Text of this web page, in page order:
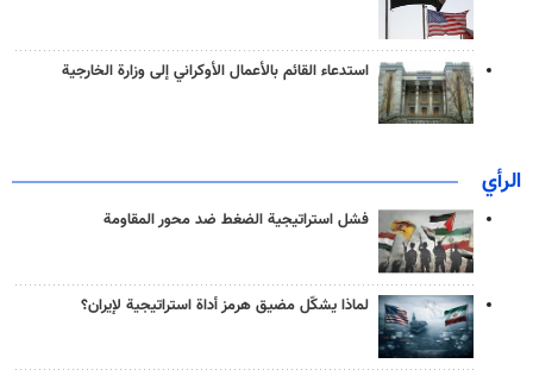
استدعاء القائم بالأعمال الأوكراني إلى وزارة الخارجية
الرأي
فشل استراتيجية الضغط ضد محور المقاومة
لماذا يشكّل مضيق هرمز أداة استراتيجية لإيران؟